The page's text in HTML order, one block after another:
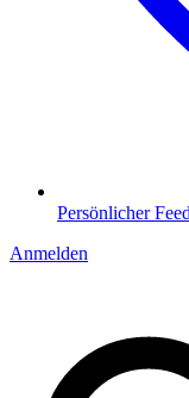
Persönlicher Feed
Anmelden